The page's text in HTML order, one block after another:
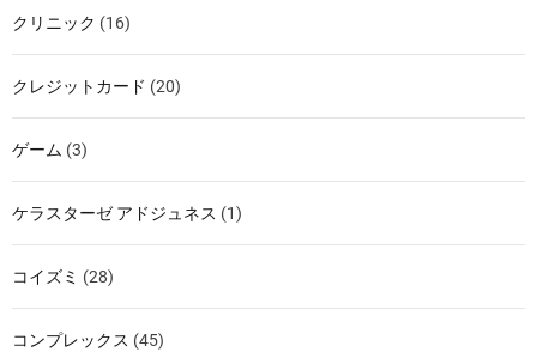
クリニック (16)
クレジットカード (20)
ゲーム (3)
ケラスターゼ アドジュネス (1)
コイズミ (28)
コンプレックス (45)